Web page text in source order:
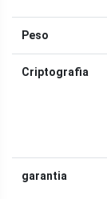
Peso
Criptografia
garantia